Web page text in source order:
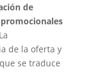
de
de la oferta y
se traduce